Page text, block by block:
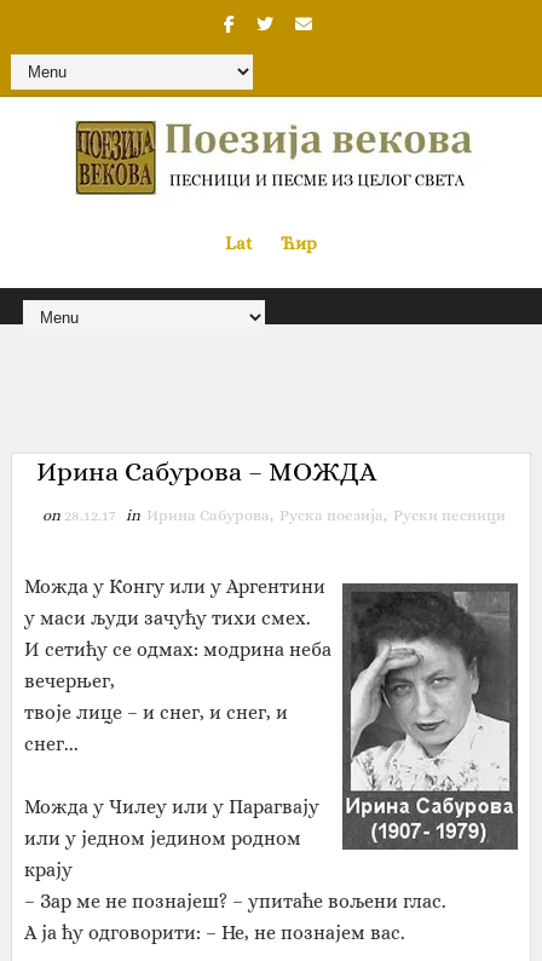
Lat« Ћир
Ирина Сабурова – МОЖДА
on 28.12.17 in Ирина Сабурова, Руска поезија, Руски песници
Можда у Конгу или у Аргентини
у маси људи зачућу тихи смех.
И сетићу се одмах: модрина неба
вечерњег,
твоје лице – и снег, и снег, и
снег...
Можда у Чилеу или у Парагвају
или у једном једином родном
крају
– Зар ме не познајеш? – упитаће вољени глас.
А ја ћу одговорити: – Не, не познајем вас.